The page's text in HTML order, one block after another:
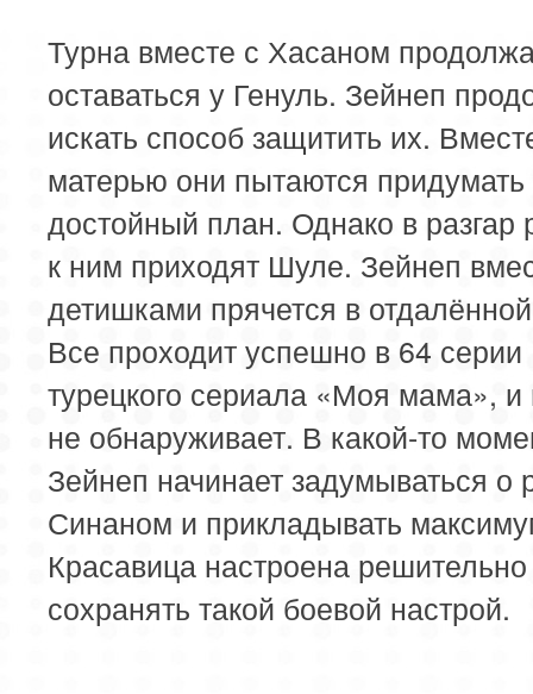
Турна вместе с Хасаном
оставаться у Генуль. Зейнеп
искать способ защитить их.
матерью они пытаются придумать
достойный план. Однако в разгар
к ним приходят Шуле. Зейнеп
детишками прячется в
Все проходит успешно в 64 серии
турецкого сериала «Моя мама», и
не обнаруживает. В какой-то
Зейнеп начинает задумываться о
Синаном и прикладывать
Красавица настроена решительно
сохранять такой боевой настрой.